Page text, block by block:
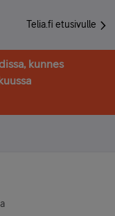
Telia.fi etusivulle
kunnes